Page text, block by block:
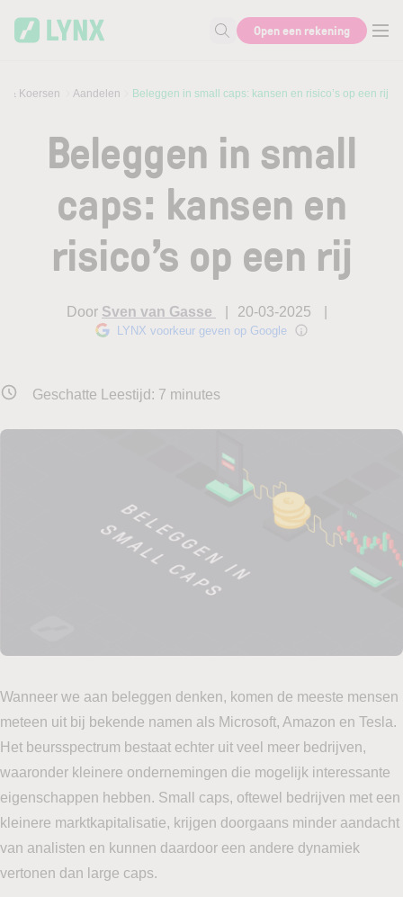
Zoek naar informatie
Open een rekening
& Koersen Aandelen Beleggen in small caps: kansen en risico’s op een rij
Beleggen in small
caps: kansen en
risico’s op een rij
Door Sven van Gasse 20-03-2025
LYNX voorkeur geven op Google
Geschatte Leestijd: 7 minutes
Wanneer we aan beleggen denken, komen de meeste mensen
meteen uit bij bekende namen als Microsoft, Amazon en Tesla.
Het beursspectrum bestaat echter uit veel meer bedrijven,
waaronder kleinere ondernemingen die mogelijk interessante
eigenschappen hebben. Small caps, oftewel bedrijven met een
kleinere marktkapitalisatie, krijgen doorgaans minder aandacht
van analisten en kunnen daardoor een andere dynamiek
vertonen dan large caps.